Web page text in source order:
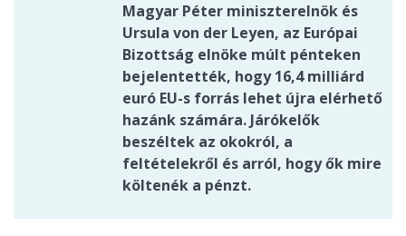
Magyar Péter miniszterelnök és
Ursula von der Leyen, az Európai
Bizottság elnöke múlt pénteken
bejelentették, hogy 16,4 milliárd
euró EU-s forrás lehet újra elérhető
hazánk számára. Járókelők
beszéltek az okokról, a
feltételekről és arról, hogy ők mire
költenék a pénzt.